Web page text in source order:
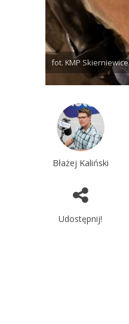
fot. KMP Skierniewice
Błażej Kaliński
Udostępnij!